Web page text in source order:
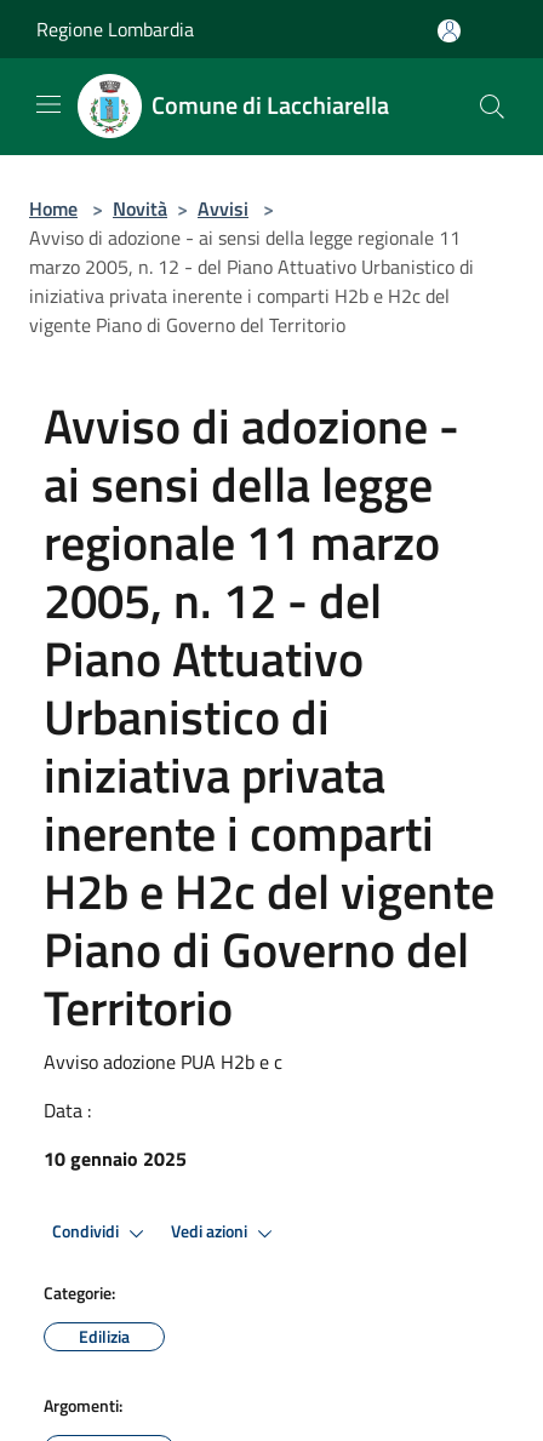
Regione Lombardia
Comune di Lacchiarella
Home > Novità > Avvisi >
Avviso di adozione - ai sensi della legge regionale 11
marzo 2005, n. 12 - del Piano Attuativo Urbanistico di
iniziativa privata inerente i comparti H2b e H2c del
vigente Piano di Governo del Territorio
Avviso di adozione -
ai sensi della legge
regionale 11 marzo
2005, n. 12 - del
Piano Attuativo
Urbanistico di
iniziativa privata
inerente i comparti
H2b e H2c del vigente
Piano di Governo del
Territorio
Avviso adozione PUA H2b e c
Data :
10 gennaio 2025
Condividi Vedi azioni
Categorie:
Edilizia
Argomenti: